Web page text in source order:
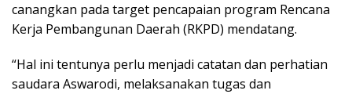
canangkan pada target pencapaian program Rencana
Kerja Pembangunan Daerah (RKPD) mendatang.
“Hal ini tentunya perlu menjadi catatan dan perhatian
saudara Aswarodi, melaksanakan tugas dan